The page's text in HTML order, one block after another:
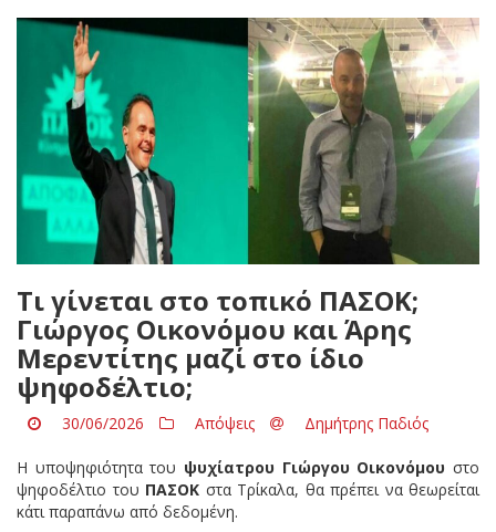
Τι γίνεται στο τοπικό ΠΑΣΟΚ;
Γιώργος Οικονόμου και Άρης
Μερεντίτης μαζί στο ίδιο
ψηφοδέλτιο;
30/06/2026 Απόψεις Δημήτρης Παδιός
Η υποψηφιότητα του ψυχίατρου Γιώργου Οικονόμου στο
ψηφοδέλτιο του ΠΑΣΟΚ στα Τρίκαλα, θα πρέπει να θεωρείται
κάτι παραπάνω από δεδομένη.